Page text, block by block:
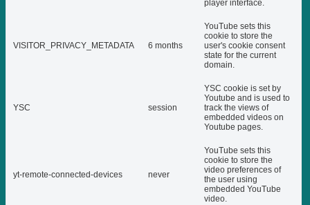
player interface.
VISITOR_PRIVACY_METADATA 6 months
YouTube sets this
cookie to store the
user's cookie consent
state for the current
domain.
YSC session
YSC cookie is set by
Youtube and is used to
track the views of
embedded videos on
Youtube pages.
yt-remote-connected-devices never
YouTube sets this
cookie to store the
video preferences of
the user using
embedded YouTube
video.